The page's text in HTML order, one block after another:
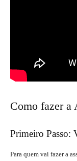
Como fazer a
Primeiro Passo:
Para quem vai fazer a